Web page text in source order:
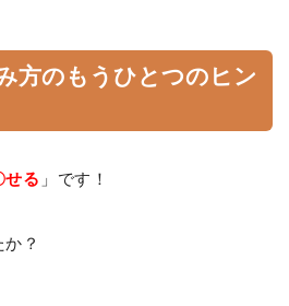
方のもうひとつのヒン
せる 」です！
？